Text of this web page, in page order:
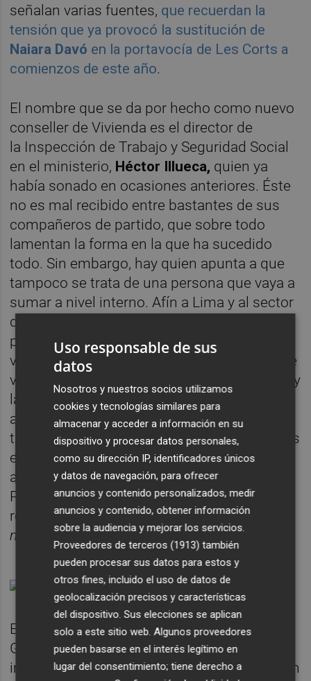
señalan varias fuentes, que recuerdan la
tensión que ya provocó la sustitución de
Naiara Davó en la portavocía de Les Corts a
comienzos de este año.
El nombre que se da por hecho como nuevo
conseller de Vivienda es el director de
la Inspección de Trabajo y Seguridad Social
en el ministerio, Héctor Illueca, quien ya
había sonado en ocasiones anteriores. Éste
no es mal recibido entre bastantes de sus
compañeros de partido, que sobre todo
lamentan la forma en la que ha sucedido
todo. Sin embargo, hay quien apunta a que
tampoco se trata de una persona que vaya a
sumar a nivel interno. Afín a Lima y al sector
de
político potente –algo necesario en la
vicepresidencia del Consell– y dudan de que
vaya a ser capaz de trabajar por la cohesión y
la unidad en un Podem dividido sin solución
aparente. Pese a ello, asumen que podría
tratarse del cabeza de lista para las próximas
elecciones autonómicas, cuyo posible
adelanto empieza a sobrevolar de nuevo el
Palau. Darlo a conocer cuanto antes
resultaría, por lo tanto, importante para los
morados.
El alcance de los cambios dentro del
Gobierno autonómico es todavía una
incógnita. A Dalmau podrían acompañarle en
Uso responsable de sus
datos
Nosotros y nuestros socios utilizamos
cookies y tecnologías similares para
almacenar y acceder a información en su
dispositivo y procesar datos personales,
como su dirección IP, identificadores únicos
y datos de navegación, para ofrecer
anuncios y contenido personalizados, medir
anuncios y contenido, obtener información
sobre la audiencia y mejorar los servicios.
Proveedores de terceros (1913) también
pueden procesar sus datos para estos y
otros fines, incluido el uso de datos de
geolocalización precisos y características
del dispositivo. Sus elecciones se aplican
solo a este sitio web. Algunos proveedores
pueden basarse en el interés legítimo en
lugar del consentimiento; tiene derecho a